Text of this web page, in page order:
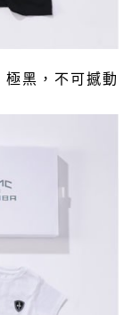
極黑，不可撼動